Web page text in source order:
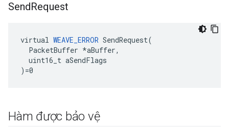
SendRequest
virtual WEAVE_ERROR SendRequest(
  PacketBuffer *aBuffer,
  uint16_t aSendFlags
)=0
Hàm được bảo vệ